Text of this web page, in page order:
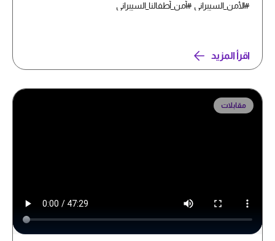
#الأمن_السيبراني #أمن_أطفالنا_السيبراني
اقرأ المزيد
مقابلات